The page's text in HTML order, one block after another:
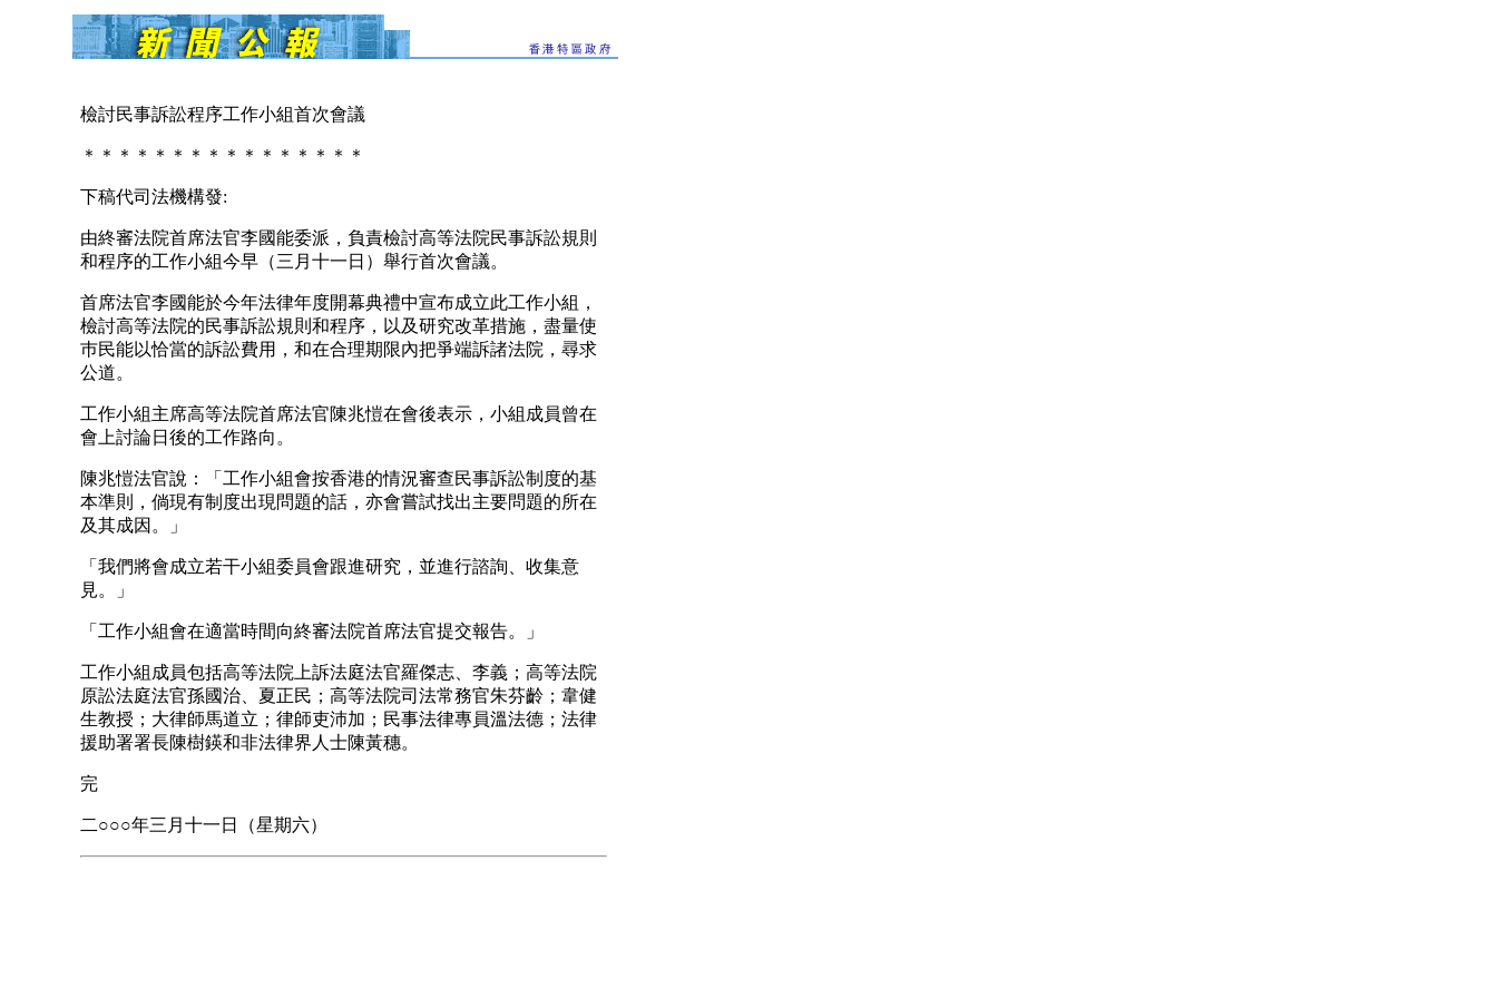
檢討民事訴訟程序工作小組首次會議
＊＊＊＊＊＊＊＊＊＊＊＊＊＊＊＊
下稿代司法機構發:
由終審法院首席法官李國能委派，負責檢討高等法院民事訴訟規則
和程序的工作小組今早（三月十一日）舉行首次會議。
首席法官李國能於今年法律年度開幕典禮中宣布成立此工作小組，
檢討高等法院的民事訴訟規則和程序，以及研究改革措施，盡量使
巿民能以恰當的訴訟費用，和在合理期限內把爭端訴諸法院，尋求
公道。
工作小組主席高等法院首席法官陳兆愷在會後表示，小組成員曾在
會上討論日後的工作路向。
陳兆愷法官說：「工作小組會按香港的情況審查民事訴訟制度的基
本準則，倘現有制度出現問題的話，亦會嘗試找出主要問題的所在
及其成因。」
「我們將會成立若干小組委員會跟進研究，並進行諮詢、收集意
見。」
「工作小組會在適當時間向終審法院首席法官提交報告。」
工作小組成員包括高等法院上訴法庭法官羅傑志、李義；高等法院
原訟法庭法官孫國治、夏正民；高等法院司法常務官朱芬齡；韋健
生教授；大律師馬道立；律師吏沛加；民事法律專員溫法德；法律
援助署署長陳樹鍈和非法律界人士陳黃穗。
完
二○○○年三月十一日（星期六）